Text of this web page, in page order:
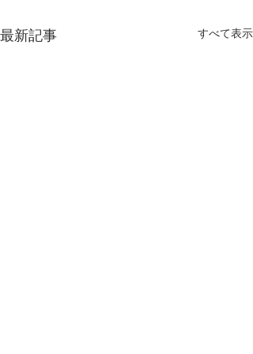
最新記事 すべて表示